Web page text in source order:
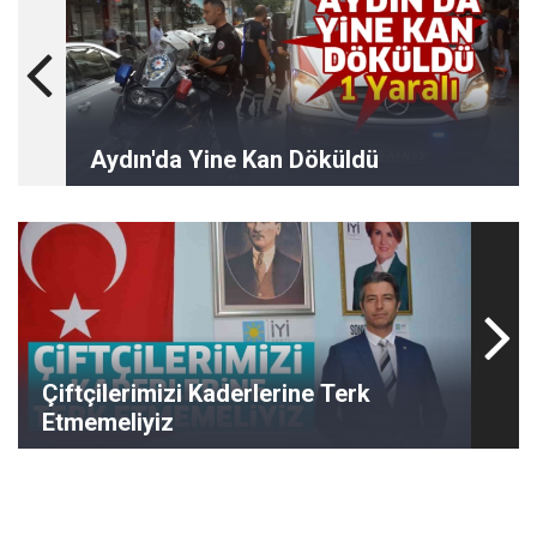
Aydın'da Yine Kan Döküldü
Çiftçilerimizi Kaderlerine Terk
Etmemeliyiz